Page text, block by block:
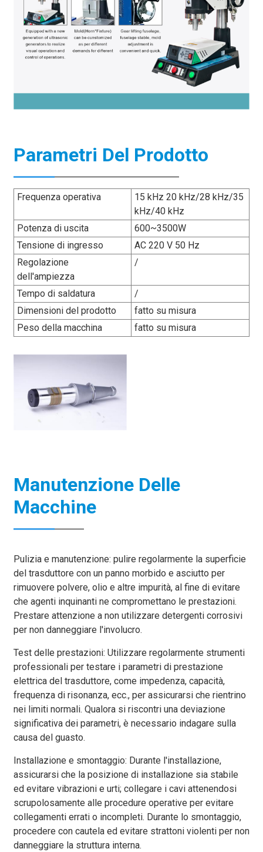
Parametri Del Prodotto
Frequenza operativa
15 kHz 20 kHz/28 kHz/35
kHz/40 kHz
Potenza di uscita
600~3500W
Tensione di ingresso
AC 220 V 50 Hz
Regolazione
dell'ampiezza
/
Tempo di saldatura
/
Dimensioni del prodotto
fatto su misura
Peso della macchina
fatto su misura
Manutenzione Delle
Macchine
Pulizia e manutenzione: pulire regolarmente la superficie
del trasduttore con un panno morbido e asciutto per
rimuovere polvere, olio e altre impurità, al fine di evitare
che agenti inquinanti ne compromettano le prestazioni.
Prestare attenzione a non utilizzare detergenti corrosivi
per non danneggiare l'involucro.
Test delle prestazioni: Utilizzare regolarmente strumenti
professionali per testare i parametri di prestazione
elettrica del trasduttore, come impedenza, capacità,
frequenza di risonanza, ecc., per assicurarsi che rientrino
nei limiti normali. Qualora si riscontri una deviazione
significativa dei parametri, è necessario indagare sulla
causa del guasto.
Installazione e smontaggio: Durante l'installazione,
assicurarsi che la posizione di installazione sia stabile
ed evitare vibrazioni e urti; collegare i cavi attenendosi
scrupolosamente alle procedure operative per evitare
collegamenti errati o incompleti. Durante lo smontaggio,
procedere con cautela ed evitare strattoni violenti per non
danneggiare la struttura interna.